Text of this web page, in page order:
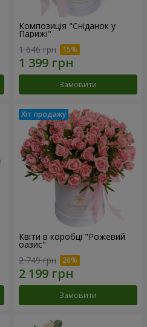
Композиція "Сніданок у
Парижі"
1 646 грн
Замовити
Квіти в коробці "Рожевий
оазис"
2 749 грн
Замовити